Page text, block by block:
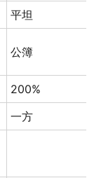
平坦
公簿
200%
一方